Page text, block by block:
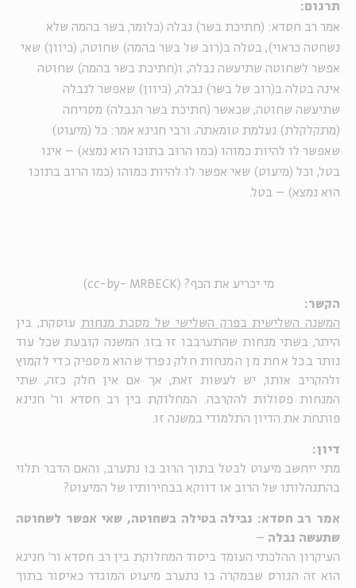
תרגום:
אמר רב חסדא: (חתיכת בשר) נבלה (כלומר, בשר בהמה שלא
נשחטה כראוי), בטלה ב(רוב של בשר בהמה) שחוטה, (כיוון) שאי
אפשר לשחוטה שתיעשה נבלה; ו(חתיכת בשר בהמה) שחוטה
אינה בטלה ב(רוב של בשר) נבלה, (כיוון) שאפשר לנבלה
שתיעשה שחוטה, שכאשר (חתיכת בשר הנבלה) מסריחה
(מתקלקלת) נעלמת טומאתה. ורבי חנינא אמר: כל (מיעוט)
שאפשר לו להיות כמוהו (כמו הרוב בתוכו הוא נמצא) – אינו
בטל, וכל (מיעוט) שאי אפשר לו להיות כמוהו (כמו הרוב בתוכו
הוא נמצא) – בטל.
מי יכריע את הכף? (cc-by- MRBECK)
הקשר:
המשנה השלישית בפרק השלישי של מסכת מנחות עוסקת, בין
היתר, בשתי מנחות שהתערבבו זו בזו. המשנה קובעת שכל עוד
נותר בכל אחת מן המנחות חלק נפרד שהוא מספיק כדי לקמוץ
ולהקריב אותו, יש לעשות זאת, אך אם אין חלק כזה, שתי
המנחות פסולות להקרבה. המחלוקת בין רב חסדא ור' חנינא
פותחת את הדיון התלמודי במשנה זו.
דיון:
מתי ייחשב מיעוט לבטל בתוך הרוב בו נתערב, והאם הדבר תלוי
בהתנהלותו של הרוב או דווקא בבחירותיו של המיעוט?
אמר רב חסדא: נבילה בטילה בשחוטה, שאי אפשר לשחוטה
שתעשה נבלה –
העיקרון ההלכתי העומד ביסוד המחלוקת בין רב חסדא ור' חנינא
הוא זה הגורס שבמקרה בו נתערב מיעוט המוגדר כאיסור בתוך